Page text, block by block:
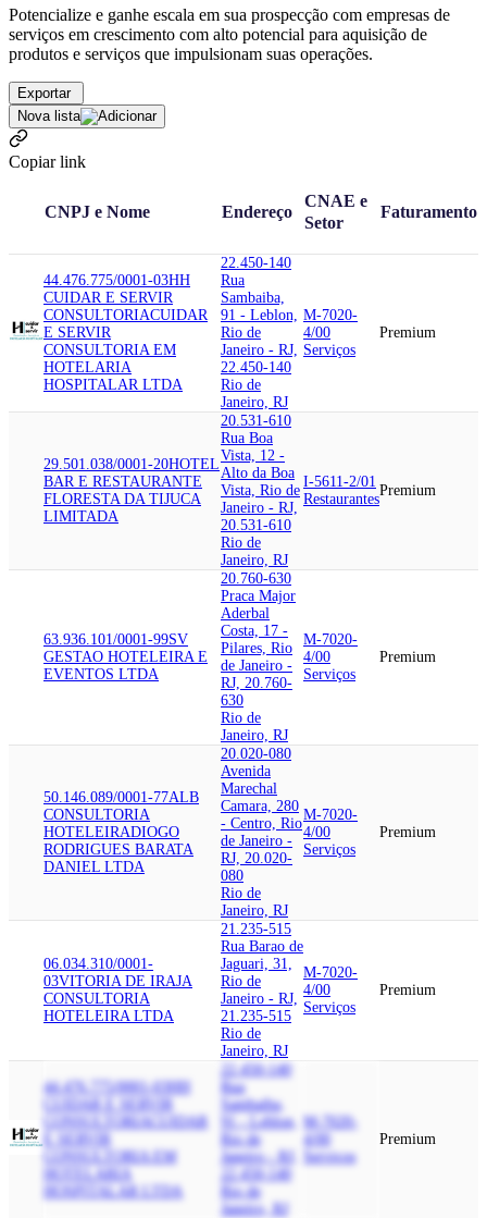
Potencialize e ganhe escala em sua prospecção com empresas de
serviços em crescimento com alto potencial para aquisição de
produtos e serviços que impulsionam suas operações.
Exportar
Nova lista
Copiar link
CNPJ e Nome Endereço
CNAE e
Setor
Faturamento
44.476.775/0001-03HH
CUIDAR E SERVIR
CONSULTORIACUIDAR
E SERVIR
CONSULTORIA EM
HOTELARIA
HOSPITALAR LTDA
22.450-140
Rua
Sambaiba,
91 - Leblon,
Rio de
Janeiro - RJ,
22.450-140
Rio de
Janeiro, RJ
M-7020-
4/00
Serviços
Premium
29.501.038/0001-20HOTEL
BAR E RESTAURANTE
FLORESTA DA TIJUCA
LIMITADA
20.531-610
Rua Boa
Vista, 12 -
Alto da Boa
Vista, Rio de
Janeiro - RJ,
20.531-610
Rio de
Janeiro, RJ
I-5611-2/01
Restaurantes
Premium
63.936.101/0001-99SV
GESTAO HOTELEIRA E
EVENTOS LTDA
20.760-630
Praca Major
Aderbal
Costa, 17 -
Pilares, Rio
de Janeiro -
RJ, 20.760-
630
Rio de
Janeiro, RJ
M-7020-
4/00
Serviços
Premium
50.146.089/0001-77ALB
CONSULTORIA
HOTELEIRADIOGO
RODRIGUES BARATA
DANIEL LTDA
20.020-080
Avenida
Marechal
Camara, 280
- Centro, Rio
de Janeiro -
RJ, 20.020-
080
Rio de
Janeiro, RJ
M-7020-
4/00
Serviços
Premium
06.034.310/0001-
03VITORIA DE IRAJA
CONSULTORIA
HOTELEIRA LTDA
21.235-515
Rua Barao de
Jaguari, 31,
Rio de
Janeiro - RJ,
21.235-515
Rio de
Janeiro, RJ
M-7020-
4/00
Serviços
Premium
44.476.775/0001-03HH
CUIDAR E SERVIR
CONSULTORIACUIDAR
CONSULTORIA EM
HOTELARIA
HOSPITALAR LTDA
22.450-140
Rua
Sambaiba,
91 - Leblon,
Rio de
Janeiro - RJ,
22.450-140
Rio de
Janeiro, RJ
M-7020-
4/00
Serviços
Premium